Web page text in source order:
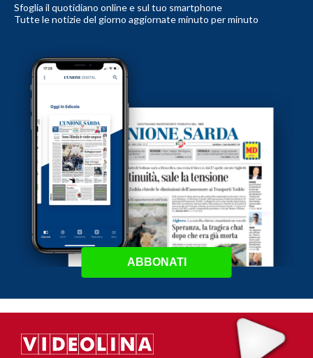
Sfoglia il quotidiano online e sul tuo smartphone
Tutte le notizie del giorno aggiornate minuto per minuto
ABBONATI